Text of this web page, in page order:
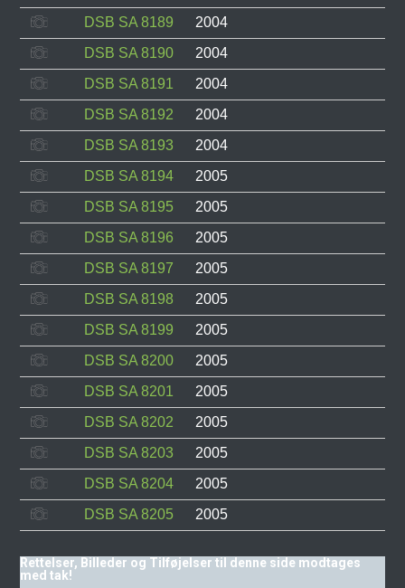
DSB SA 8189
2004
DSB SA 8190
2004
DSB SA 8191
2004
DSB SA 8192
2004
DSB SA 8193
2004
DSB SA 8194
2005
DSB SA 8195
2005
DSB SA 8196
2005
DSB SA 8197
2005
DSB SA 8198
2005
DSB SA 8199
2005
DSB SA 8200
2005
DSB SA 8201
2005
DSB SA 8202
2005
DSB SA 8203
2005
DSB SA 8204
2005
DSB SA 8205
2005
Rettelser, Billeder og Tilføjelser til denne side modtages
med tak!